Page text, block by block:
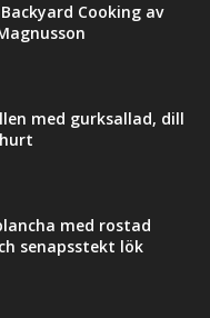
Cooking av
med gurksallad, dill
med rostad
senapsstekt lök